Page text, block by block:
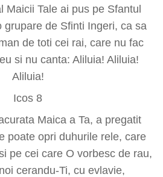
Maicii Tale ai pus pe Sfantul
grupare de Sfinti Ingeri, ca sa
de toti cei rai, care nu fac
si nu canta: Aliluia! Aliluia!
Aliluia!
Icos 8
Maica a Ta, a pregatit
poate opri duhurile rele, care
pe cei care O vorbesc de rau,
cerandu-Ti, cu evlavie,